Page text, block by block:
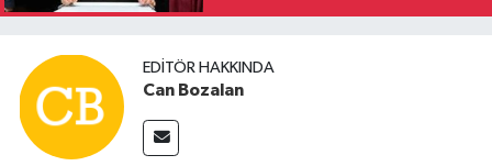
EDITÖR HAKKINDA
Can Bozalan